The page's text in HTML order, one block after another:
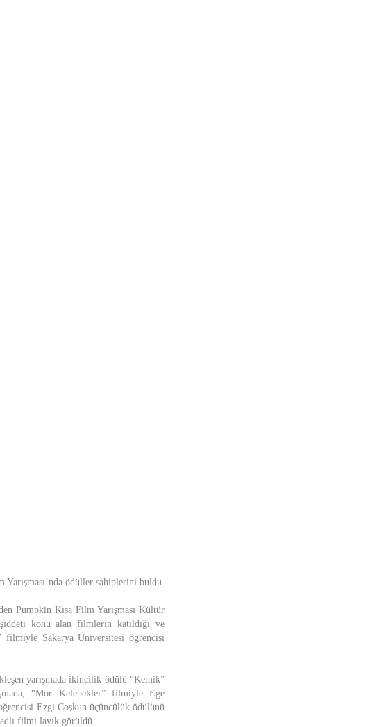
ödüller sahiplerini buldu.
Pumpkin Kısa Film Yarışması Kültür
konu alan filmlerin katıldığı ve
filmiyle Sakarya Üniversitesi öğrencisi
yarışmada ikincilik ödülü “Kemik”
“Mor Kelebekler” filmiyle Ege
Ezgi Coşkun üçüncülük ödülünü
filmi layık görüldü.